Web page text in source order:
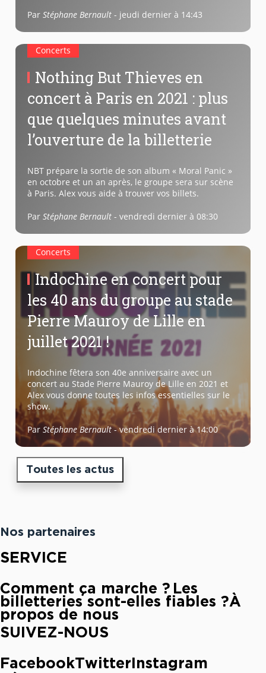
Par Stéphane Bernault - jeudi dernier à 14:43
Concerts
Nothing But Thieves en
concert à Paris en 2021 : plus
que quelques minutes avant
l’ouverture de la billetterie
NBT prépare la sortie de son album « Moral Panic »
en octobre et un an après, le groupe sera sur scène
à Paris. Alex vous aide à trouver vos billets.
Par Stéphane Bernault - vendredi dernier à 08:30
Concerts
Indochine en concert pour
les 40 ans du groupe au stade
Pierre Mauroy de Lille en
juillet 2021 !
Indochine fêtera son 40e anniversaire avec un
concert au Stade Pierre Mauroy de Lille en 2021 et
Alex vous donne toutes les infos essentielles sur le
show.
Par Stéphane Bernault-vendredi dernier à 14:00
Toutes les actus
Nos partenaires
SERVICE
Comment ça marche ? Les
billetteries sont-elles fiables ?À
propos de nous
SUIVEZ-NOUS
FacebookTwitter Instagram